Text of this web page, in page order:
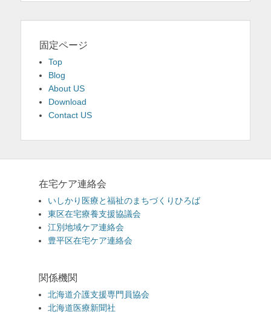
固定ページ
Top
Blog
About US
Download
Contact US
在宅ケア連絡会
いしかり医療と福祉のまちづくりひろば
東区在宅療養支援協議会
江別地域ケア連絡会
豊平区在宅ケア連絡会
関係機関
北海道介護支援専門員協会
北海道医療新聞社